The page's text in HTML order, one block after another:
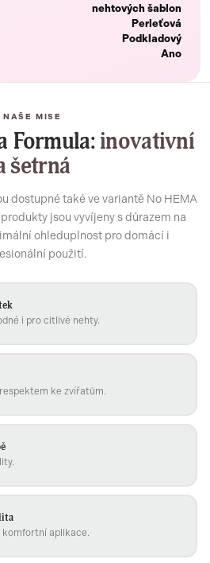
nehtových šablon
Perleťová
Podkladový
Ano
NAŠE MISE
Formula:inovativní
šetrná
dostupné také ve variantě No HEMA
jsou vyvíjeny s důrazem na
ohleduplnost pro domácí i
použití.
i pro citlivé nehty.
ke zvířatům.
komfortní aplikace.